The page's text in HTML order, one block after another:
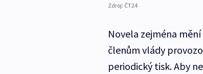
Zdroj: ČT24
Novela zejména
členům vlády
periodický tisk. Aby